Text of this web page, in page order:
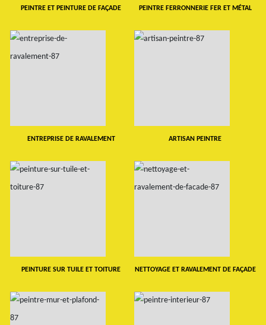
PEINTRE ET PEINTURE DE FAÇADE PEINTRE FERRONNERIE FER ET MÉTAL
ENTREPRISE DE RAVALEMENT ARTISAN PEINTRE
PEINTURE SUR TUILE ET TOITURE NETTOYAGE ET RAVALEMENT DE FAÇADE